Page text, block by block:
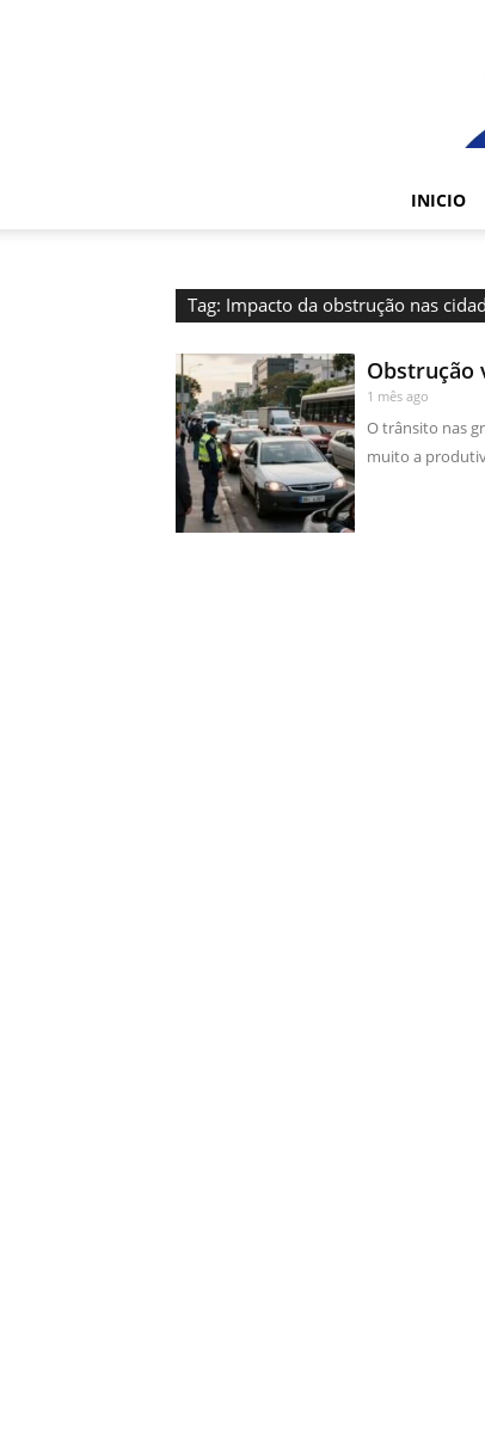
INICIO
Tag: Impacto da obstrução nas
Obstrução
1 mês ago
O trânsito nas
muito a